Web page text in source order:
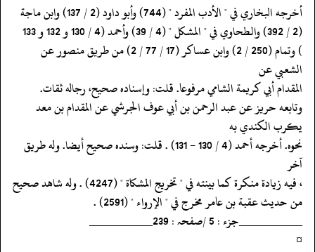
‏‏‏‏أخرجه البخاري في " الأدب المفرد " (744) وأبو داود (2 / 137) وابن ماجة
‏‏‏‏(2 / 392) والطحاوي في " المشكل " (4 / 39) وأحمد (4 / 130 و 132 و 133
‏‏‏‏) وتمام (250 / 2) وابن عساكر (17 / 77 / 2) من طريق منصور عن
الشعبي عن
‏‏‏‏المقدام أبي كريمة الشامي مرفوعا. قلت: وإسناده صحيح، رجاله ثقات.
‏‏‏‏وتابعه حريز عن عبد الرحمن بن أبي عوف الجرشي عن المقدام بن معد
يكرب الكندي به
‏‏‏‏نحوه. أخرجه أحمد (4 / 130 - 131) . قلت: وسنده صحيح أيضا. وله طريق
آخر
‏‏‏‏، فيه زيادة منكرة كما بينته في " تخريج المشكاة " (4247) . وله شاهد صحيح
‏‏‏‏من حديث عقبة بن عامر مخرج في " الإرواء " (2591) .
‏‏‏‏__________جزء : 5 /صفحہ : 239__________
‏‏‏‏¤